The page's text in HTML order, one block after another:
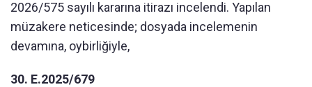
2026/575 sayılı kararına itirazı incelendi. Yapılan
müzakere neticesinde; dosyada incelemenin
devamına, oybirliğiyle,
30. E.2025/679